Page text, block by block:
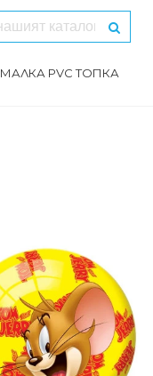
МАЛКА PVC ТОПКА